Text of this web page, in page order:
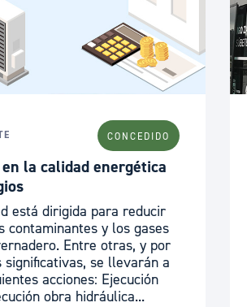
CONCEDIDO
la calidad energética
está dirigida para reducir
contaminantes y los gases
Entre otras, y por
se llevarán a
acciones: Ejecución
obra hidráulica...